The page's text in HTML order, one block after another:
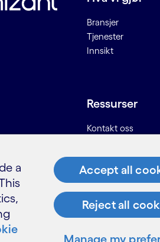
kan ødelegges
Bransjer
Tjenester
Innsikt
Ressurser
Kontakt oss
Informasjon til
Ordliste
a
Accept all
Reject all
Manage my